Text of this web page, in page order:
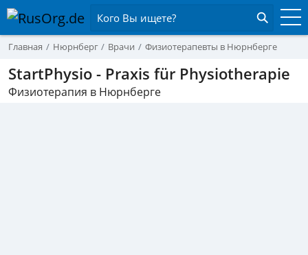
Кого Вы ищете?
Главная Нюрнберг Врачи Физиотерапевты в Нюрнберге
StartPhysio - Praxis für Physiotherapie
Физиотерапия в Нюрнберге